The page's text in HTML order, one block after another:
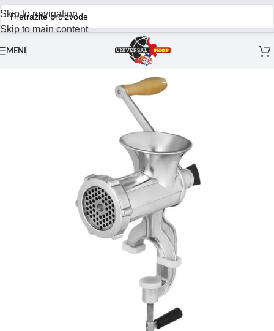
Skip to navigation
Skip to main content
MENI